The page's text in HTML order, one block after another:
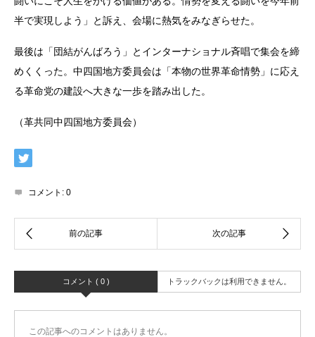
半で実現しよう」と訴え、会場に熱気をみなぎらせた。
最後は「団結がんばろう」とインターナショナル斉唱で集会を締
めくくった。中四国地方委員会は「本物の世界革命情勢」に応え
る革命党の建設へ大きな一歩を踏み出した。
（革共同中四国地方委員会）
コメント: 0
コメント ( 0 ) トラックバックは利用できません。
この記事へのコメントはありません。